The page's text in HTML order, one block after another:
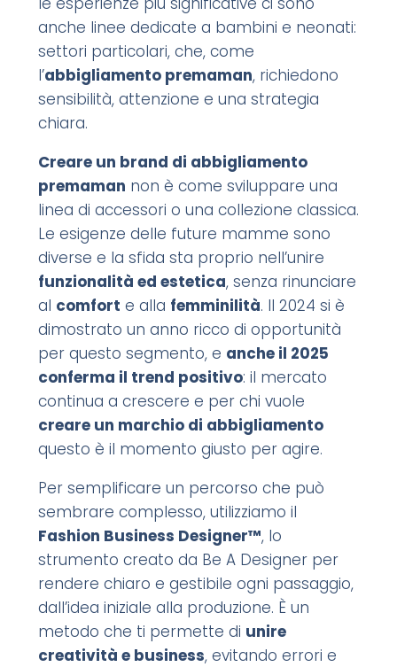
anche linee dedicate a bambini e neonati:
settori particolari, che, come
l’abbigliamento premaman, richiedono
sensibilità, attenzione e una strategia
chiara.
Creare un brand di abbigliamento
premaman non è come sviluppare una
linea di accessori o una collezione classica.
Le esigenze delle future mamme sono
diverse e la sfida sta proprio nell’unire
funzionalità ed estetica, senza rinunciare
al comfort e alla femminilità. Il 2024 si è
dimostrato un anno ricco di opportunità
per questo segmento, e anche il 2025
conferma il trend positivo: il mercato
continua a crescere e per chi vuole
creare un marchio di abbigliamento
questo è il momento giusto per agire.
Per semplificare un percorso che può
sembrare complesso, utilizziamo il
Fashion Business Designer™, lo
strumento creato da Be A Designer per
rendere chiaro e gestibile ogni passaggio,
dall’idea iniziale alla produzione. È un
metodo che ti permette di unire
creatività e business, evitando errori e